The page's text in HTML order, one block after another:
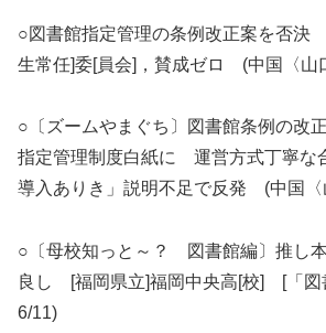
○図書館指定管理の条例改正案を否決
生常任]委[員会]，賛成ゼロ (中国〈山
○〔ズームやまぐち〕図書館条例の
指定管理制度白紙に 運営方式丁寧
導入ありき」説明不足で反発 (中国〈
○〔母校知っと～？ 図書館編〕推し
良し [福岡県立]福岡中央高[校] [「
6/11)